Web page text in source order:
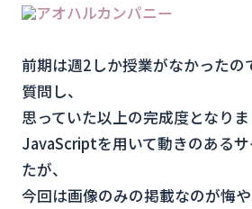
前期は週2しか授業がなかったの
質問し、
思っていた以上の完成度となりま
JavaScriptを用いて動きのある
たが、
今回は画像のみの掲載なのが悔や